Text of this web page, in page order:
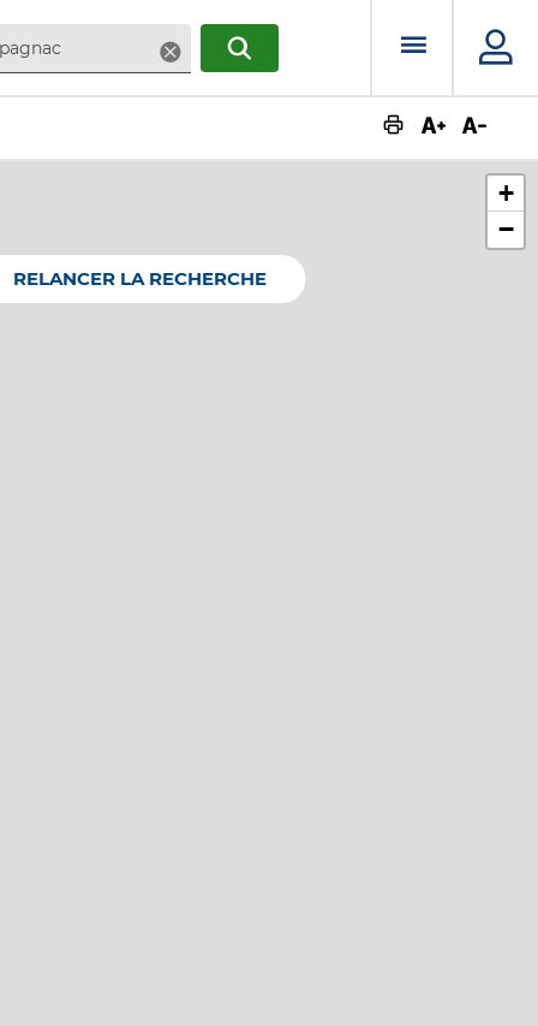
SupprimerRECHERCHERMenu
+
−
RELANCER LA RECHERCHE